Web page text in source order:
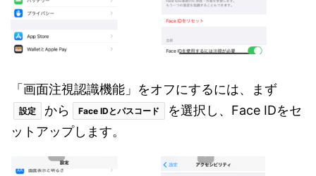
「画面注視認識機能」をオフにするには、まず
設定 から Face IDとパスコード
を選択し、Face IDをセ
ットアップします。